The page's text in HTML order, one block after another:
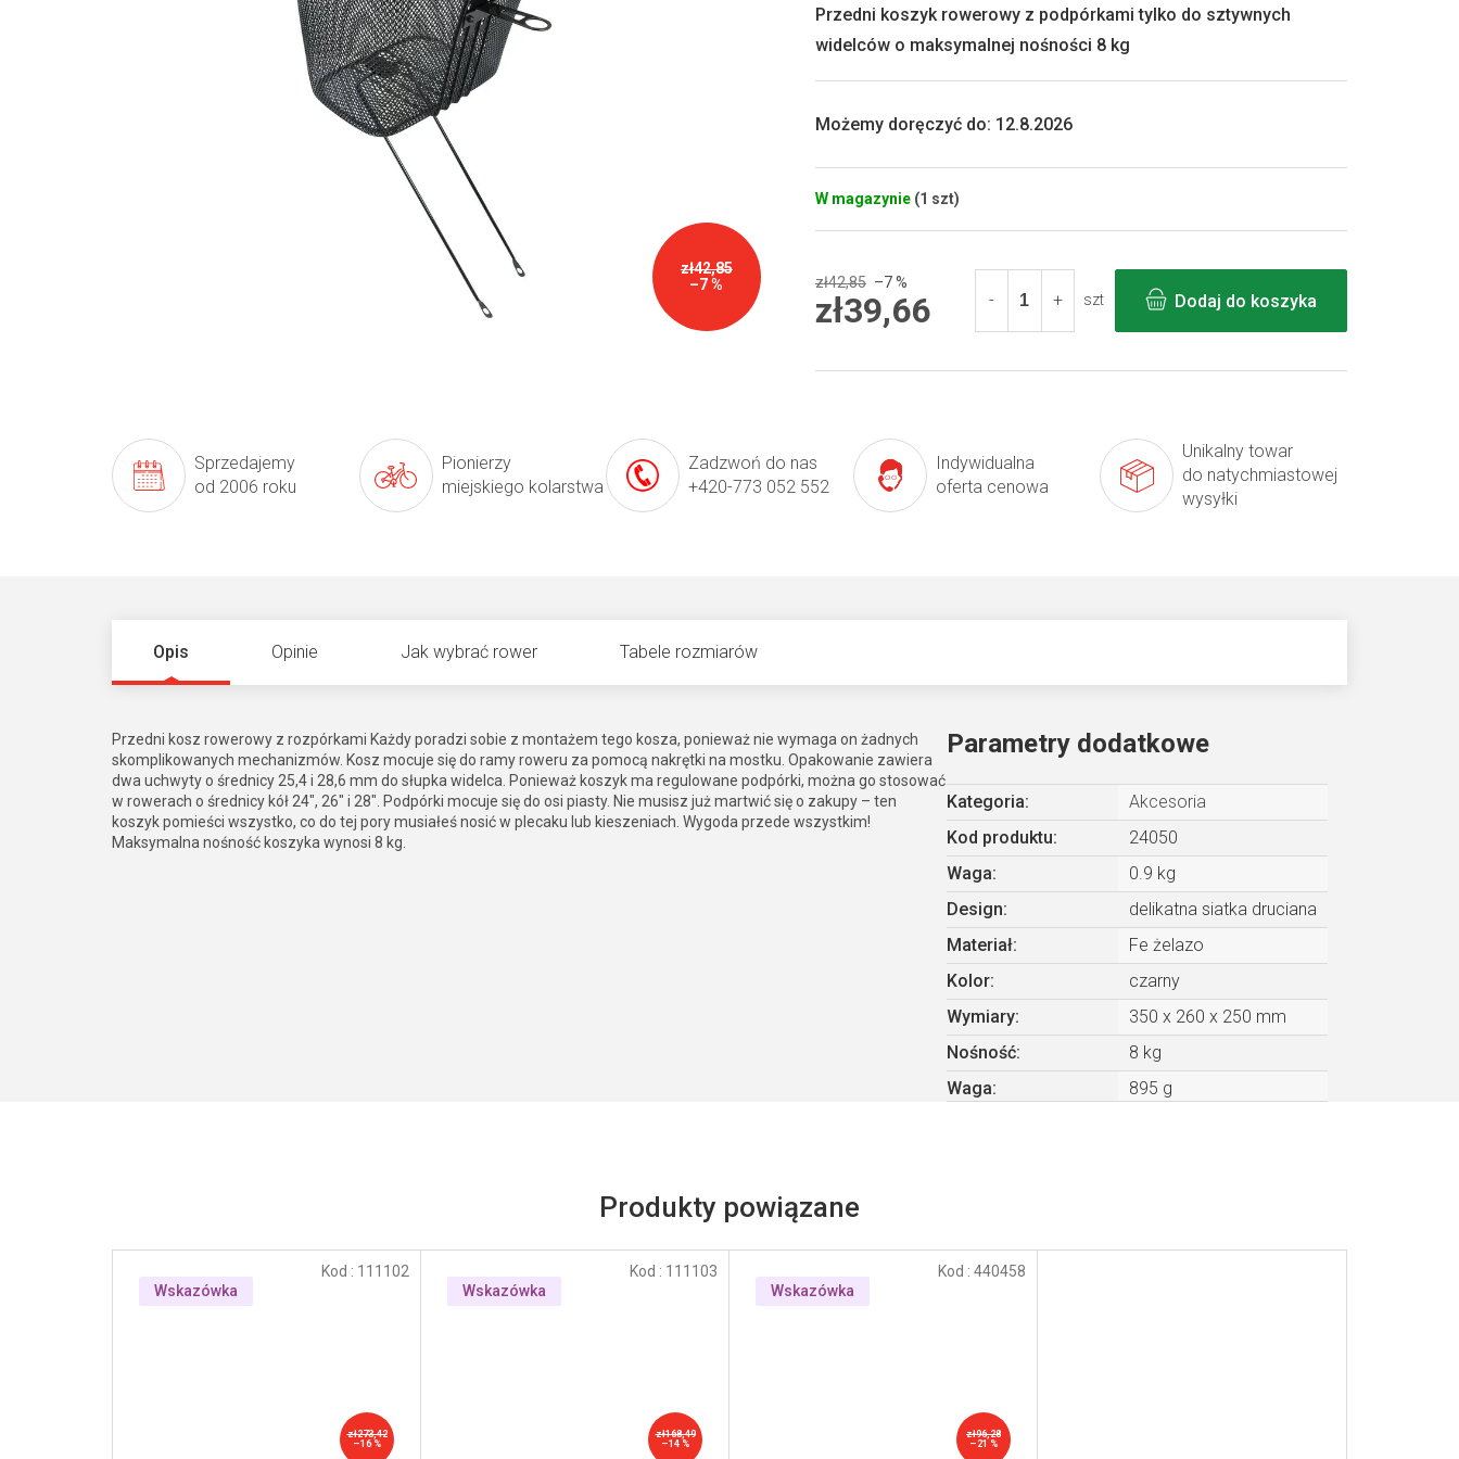
zł42,85
–7 %
W magazynie (1 szt)
Możemy doręczyć do: 12.8.2026
Przedni koszyk rowerowy z podpórkami tylko do sztywnych
widelców o maksymalnej nośności 8 kg
0,0
5
zł42,85 –7 %
zł39,66 szt Dodaj do koszyka
Sprzedajemy
od 2006 roku
Pionierzy
miejskiego kolarstwa
Zadzwoń do nas
+420-773 052 552
Indywidualna
oferta cenowa
Unikalny towar
do natychmiastowej
wysyłki
Produkty powiązane
Wskazówka
zł273,42
–16 %
Kod : 111102
Wskazówka
zł168,49
–14 %
Kod : 111103
Wskazówka
zł96,28
–21 %
Kod : 440458
Opis Opinie Jak wybrać rower Tabele rozmiarów
Przedni kosz rowerowy z rozpórkami Każdy poradzi sobie z montażem tego kosza, ponieważ nie wymaga on żadnych
skomplikowanych mechanizmów. Kosz mocuje się do ramy roweru za pomocą nakrętki na mostku. Opakowanie zawiera
dwa uchwyty o średnicy 25,4 i 28,6 mm do słupka widelca. Ponieważ koszyk ma regulowane podpórki, można go stosować
w rowerach o średnicy kół 24", 26" i 28". Podpórki mocuje się do osi piasty. Nie musisz już martwić się o zakupy – ten
koszyk pomieści wszystko, co do tej pory musiałeś nosić w plecaku lub kieszeniach. Wygoda przede wszystkim!
Maksymalna nośność koszyka wynosi 8 kg.
Parametry dodatkowe
Kategoria:
Akcesoria
Kod produktu:
24050
Waga:
0.9 kg
Design:
delikatna siatka druciana
Materiał:
Fe żelazo
Kolor:
czarny
Wymiary:
350 x 260 x 250 mm
Nośność:
8 kg
Waga: 895 g